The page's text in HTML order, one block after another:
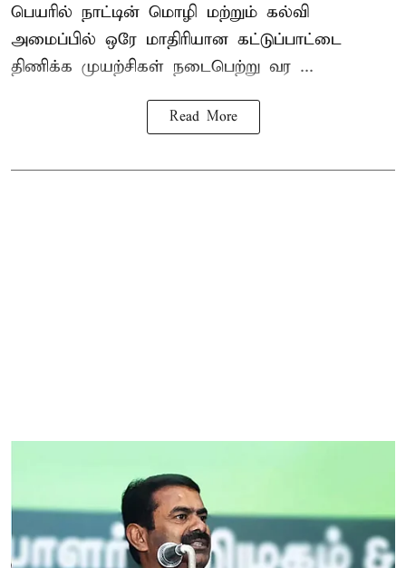
பெயரில் நாட்டின் மொழி மற்றும் கல்வி
அமைப்பில் ஒரே மாதிரியான கட்டுப்பாட்டை
திணிக்க முயற்சிகள் நடைபெற்று வர ...
Read More